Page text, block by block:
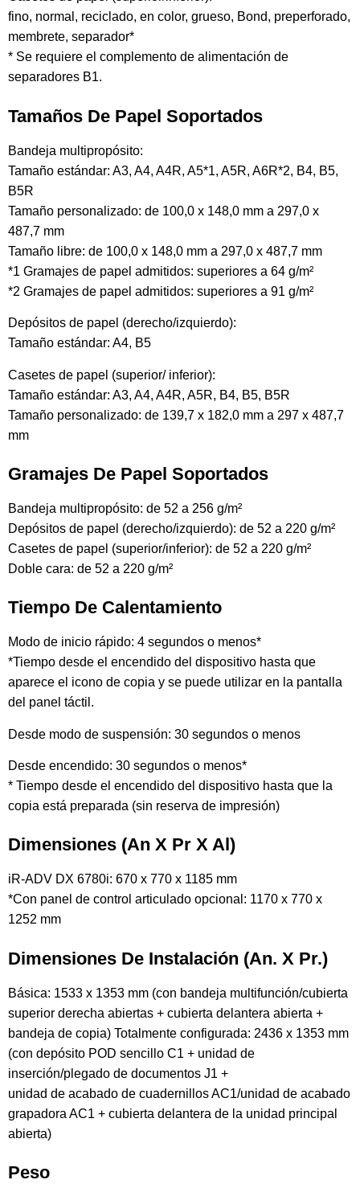
fino, normal, reciclado, en color, grueso, Bond, preperforado,
membrete, separador*
* Se requiere el complemento de alimentación de
separadores B1.
Tamaños De Papel Soportados
Bandeja multipropósito:
Tamaño estándar: A3, A4, A4R, A5*1, A5R, A6R*2, B4, B5,
B5R
Tamaño personalizado: de 100,0 x 148,0 mm a 297,0 x
487,7 mm
Tamaño libre: de 100,0 x 148,0 mm a 297,0 x 487,7 mm
*1 Gramajes de papel admitidos: superiores a 64 g/m²
*2 Gramajes de papel admitidos: superiores a 91 g/m²
Depósitos de papel (derecho/izquierdo):
Tamaño estándar: A4, B5
Casetes de papel (superior/ inferior):
Tamaño estándar: A3, A4, A4R, A5R, B4, B5, B5R
Tamaño personalizado: de 139,7 x 182,0 mm a 297 x 487,7
mm
Gramajes De Papel Soportados
Bandeja multipropósito: de 52 a 256 g/m²
Depósitos de papel (derecho/izquierdo): de 52 a 220 g/m²
Casetes de papel (superior/inferior): de 52 a 220 g/m²
Doble cara: de 52 a 220 g/m²
Tiempo De Calentamiento
Modo de inicio rápido: 4 segundos o menos*
*Tiempo desde el encendido del dispositivo hasta que
aparece el icono de copia y se puede utilizar en la pantalla
del panel táctil.
Desde modo de suspensión: 30 segundos o menos
Desde encendido: 30 segundos o menos*
* Tiempo desde el encendido del dispositivo hasta que la
copia está preparada (sin reserva de impresión)
Dimensiones (An X Pr X Al)
iR-ADV DX 6780i: 670 x 770 x 1185 mm
*Con panel de control articulado opcional: 1170 x 770 x
1252 mm
Dimensiones De Instalación (An. X Pr.)
Básica: 1533 x 1353 mm (con bandeja multifunción/cubierta
superior derecha abiertas + cubierta delantera abierta +
bandeja de copia) Totalmente configurada: 2436 x 1353 mm
(con depósito POD sencillo C1 + unidad de
inserción/plegado de documentos J1 +
unidad de acabado de cuadernillos AC1/unidad de acabado
grapadora AC1 + cubierta delantera de la unidad principal
abierta)
Peso